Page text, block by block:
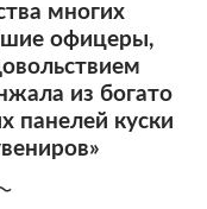
многих
офицеры,
из богато
панелей куски